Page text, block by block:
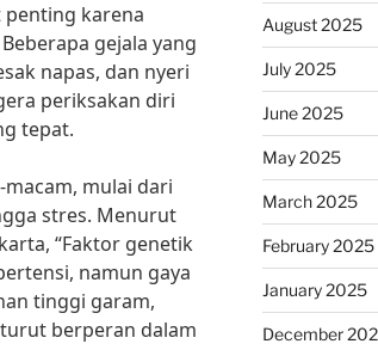
karena
gejala yang
napas, dan nyeri
periksakan diri
tepat.
mulai dari
stres. Menurut
“Faktor genetik
namun gaya
tinggi garam,
berperan dalam
August 2025
July 2025
June 2025
May 2025
March 2025
February 2025
January 2025
December